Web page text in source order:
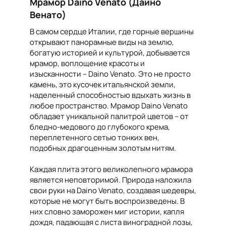
Венато)
В самом сердце Италии, где горные вершины
открывают панорамные виды на землю,
богатую историей и культурой, добывается
мрамор, воплощение красоты и
изысканности – Daino Venato. Это не просто
камень, это кусочек итальянской земли,
наделенный способностью вдыхать жизнь в
любое пространство. Мрамор Daino Venato
обладает уникальной палитрой цветов – от
бледно-медового до глубокого крема,
переплетенного сетью тонких вен,
подобных драгоценным золотым нитям.
Каждая плита этого великолепного мрамора
является неповторимой. Природа наложила
свои руки на Daino Venato, создавая шедевры,
которые не могут быть воспроизведены. В
них словно заморожен миг истории, капля
дождя, падающая с листа виноградной лозы,